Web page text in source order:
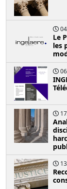
Le
les